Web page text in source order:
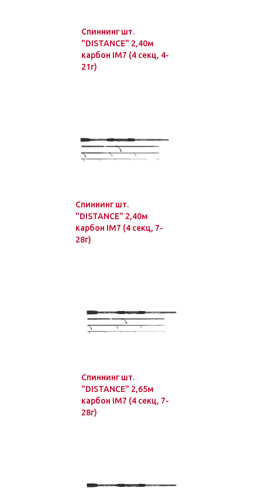
Спиннинг шт.
"DISTANCE" 2,40м
карбон IM7 (4 секц, 4-
21г)
Спиннинг шт.
"DISTANCE" 2,40м
карбон IM7 (4 секц, 7-
28г)
Спиннинг шт.
"DISTANCE" 2,65м
карбон IM7 (4 секц, 7-
28г)